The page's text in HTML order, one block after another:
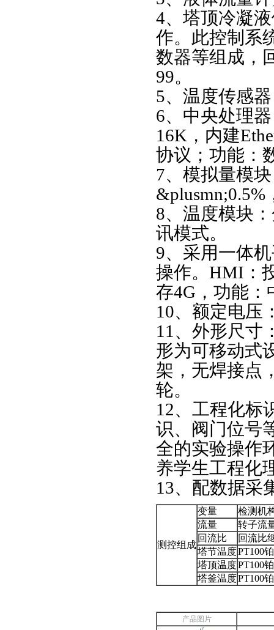
4、塔顶冷凝
作。此控制系
数器等组成，
99。
5、温度传感
6、中央处理
16K，内建
协议；功能：
7、模拟量模
8、温度模块
讯模式。
9、采用一体
操作。HMI：
存4G，功能
10、额定电压
11、外形尺寸
形为可移动式
架，无焊接点
轮。
12、工程化标
识、阀门位号
全的实验操作
养学生工程化
13、配数据采
测控组成
变量
检测机
流量
转子流
回流比
回流比
塔节温度PT100
塔顶温度PT100
塔釜温度PT100
产品图片